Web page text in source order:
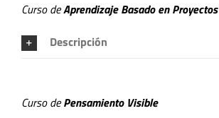
Curso deAprendizaje Basado en Proyectos
Descripción
Curso dePensamiento Visible